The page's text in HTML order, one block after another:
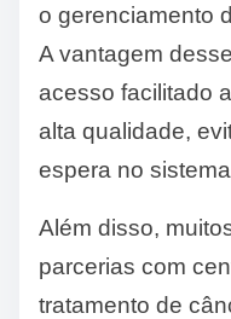
o gerenciamento
A vantagem
acesso facilitado
alta qualidade,
espera no
Além disso,
parcerias com
tratamento de